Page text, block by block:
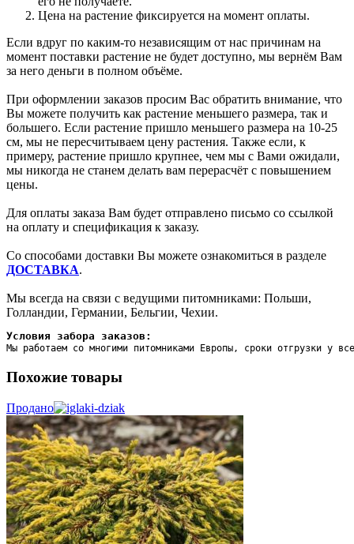
Цена на растение фиксируется на момент оплаты.
Если вдруг по каким-то независящим от нас причинам на
момент поставки растение не будет доступно, мы вернём Вам
за него деньги в полном объёме.
При оформлении заказов просим Вас обратить внимание, что
Вы можете получить как растение меньшего размера, так и
большего. Если растение пришло меньшего размера на 10-25
см, мы не пересчитываем цену растения. Также если, к
примеру, растение пришло крупнее, чем мы с Вами ожидали,
мы никогда не станем делать вам перерасчёт с повышением
цены.
Для оплаты заказа Вам будет отправлено письмо со ссылкой
на оплату и спецификация к заказу.
Со способами доставки Вы можете ознакомиться в разделе
ДОСТАВКА.
Мы всегда на связи с ведущими питомниками: Польши,
Голландии, Германии, Бельгии, Чехии.
Условия забора заказов:
Мы работаем со многими питомниками Европы, сроки отгрузки у
Похожие товары
Продано